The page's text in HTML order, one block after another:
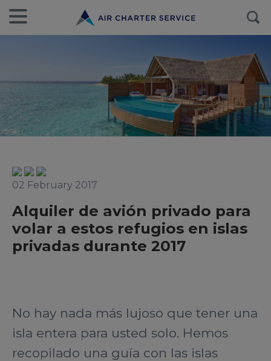
02 February 2017
Alquiler de avión privado para
volar a estos refugios en islas
privadas durante 2017
No hay nada más lujoso que tener una
isla entera para usted solo. Hemos
recopilado una guía con las islas